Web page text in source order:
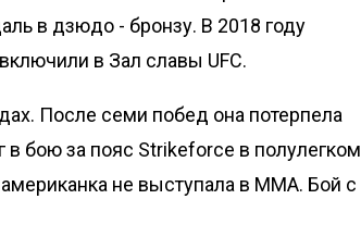
в дзюдо - бронзу. В 2018 году
в Зал славы UFC.
После семи побед она потерпела
в бою за пояс Strikeforce в полулегком
не выступала в MMA. Бой с